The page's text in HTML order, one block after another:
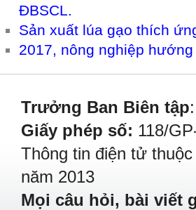
ĐBSCL.
Sản xuất lúa gạo thích
2017, nông nghiệp
Trưởng Ban Biên tập
Giấy phép số: 118/
Thông tin điện tử
năm 2013
Mọi câu hỏi, bài viết